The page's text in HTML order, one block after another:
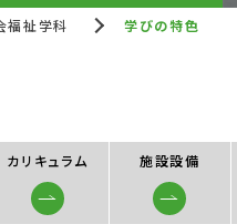
福祉学科 学びの特色
カリキュラム 施設設備